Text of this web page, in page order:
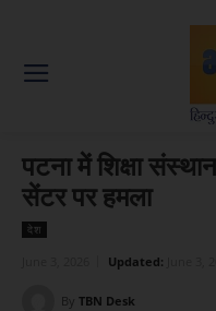
पटना में शिक्षा
सेंटर पर हमला
देश
Updated:
By TBN Desk